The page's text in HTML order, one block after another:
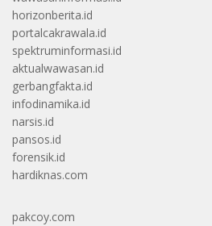
horizonberita.id
portalcakrawala.id
spektruminformasi.id
aktualwawasan.id
gerbangfakta.id
infodinamika.id
narsis.id
pansos.id
forensik.id
hardiknas.com
pakcoy.com